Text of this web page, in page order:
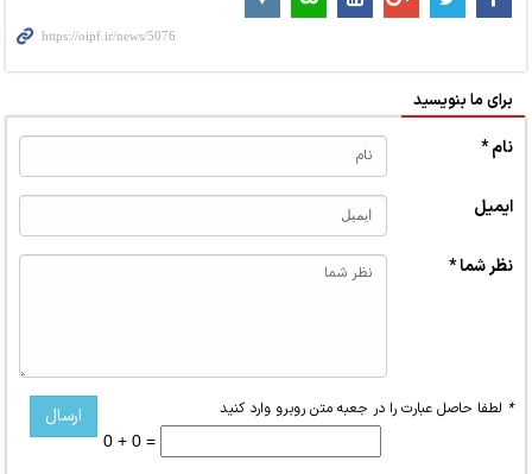
برای ما بنویسید
نام *
ایمیل
نظر شما *
* لطفا حاصل عبارت را در جعبه متن روبرو وارد کنید
0 + 0 =